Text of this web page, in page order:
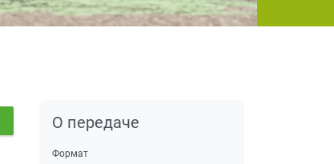
О передаче
Формат